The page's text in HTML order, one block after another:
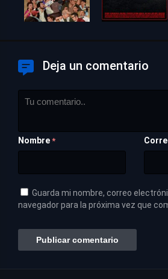
Deja un comentario
Nombre *
Guarda mi nombre, correo
navegador para la próxima vez que